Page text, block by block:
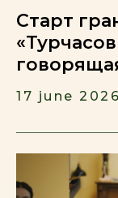
Старт
17 june 2026